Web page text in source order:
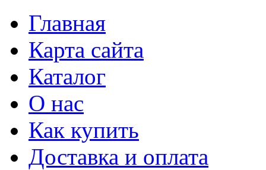
Главная
Карта сайта
Каталог
О нас
Как купить
Доставка и оплата